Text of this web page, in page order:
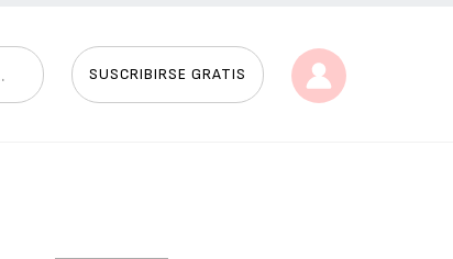
SUSCRIBIRSE GRATIS